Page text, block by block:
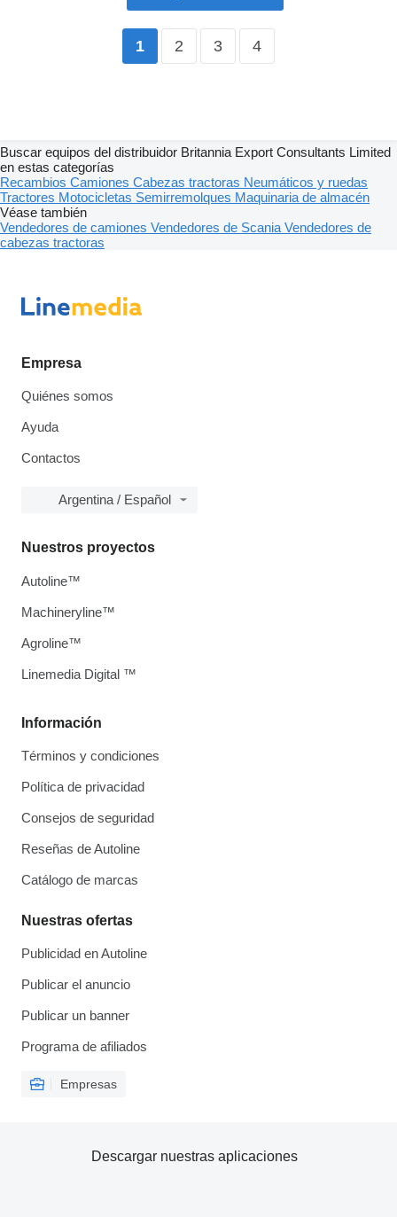
1 2 3 4
Buscar equipos del distribuidor Britannia Export Consultants Limited
en estas categorías
Recambios Camiones Cabezas tractoras Neumáticos y ruedas
Tractores Motocicletas Semirremolques Maquinaria de almacén
Véase también
Vendedores de camiones Vendedores de Scania Vendedores de
cabezas tractoras
Empresa
Quiénes somos
Ayuda
Contactos
Argentina / Español
Información
Términos y condiciones
Política de privacidad
Consejos de seguridad
Reseñas de Autoline
Catálogo de marcas
Nuestras ofertas
Publicidad en Autoline
Publicar el anuncio
Publicar un banner
Programa de afiliados
Empresas
Nuestros proyectos
Autoline™
Machineryline™
Agroline™
Linemedia Digital ™
Descargar nuestras aplicaciones